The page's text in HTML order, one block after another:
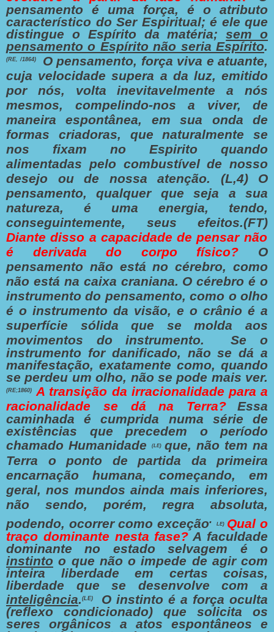
pensamento é uma força, é o atributo
característico do Ser Espiritual; é ele que
distingue o Espírito da matéria;sem o
pensamento o Espírito não seria Espírito.
(RE, /1864)
O pensamento, força viva e atuante,
cuja velocidade supera a da luz, emitido
por nós, volta inevitavelmente a nós
mesmos, compelindo-nos a viver, de
maneira espontânea, em sua onda de
formas criadoras, que naturalmente se
nos fixam no Espirito quando
alimentadas pelo combustível de nosso
desejo ou de nossa atenção. (L,4)
O
pensamento, qualquer que seja a sua
natureza, é uma energia, tendo,
conseguintemente, seus efeitos.(FT)
Diante disso a capacidade de pensar não
é derivada do corpo físico?
O
pensamento não está no cérebro, como
não está na caixa craniana. O cérebro é o
instrumento do pensamento, como o olho
é o instrumento da visão, e o crânio é a
superfície sólida que se molda aos
movimentos do instrumento.
Se o
instrumento for danificado, não se dá a
manifestação, exatamente como, quando
se perdeu um olho, não se pode mais ver.
(RE;1860)
A transição da irracionalidade para a
racionalidade se dá na Terra?
Essa
caminhada é cumprida numa série de
existências que precedem o período
chamado Humanidade
(LE) que, não tem na
Terra o ponto de partida da primeira
encarnação humana, começando, em
geral, nos mundos ainda mais inferiores,
não sendo, porém, regra absoluta,
podendo, ocorrer como exceção. LE) Qual o
traço dominante nesta fase? A faculdade
dominante no estado selvagem é o
instinto o que não o impede de agir com
inteira liberdade em certas coisas,
liberdade que se desenvolve com a
inteligência. (LE)
O instinto é a força oculta
(reflexo condicionado) que solicita os
seres orgânicos a atos espontâneos e